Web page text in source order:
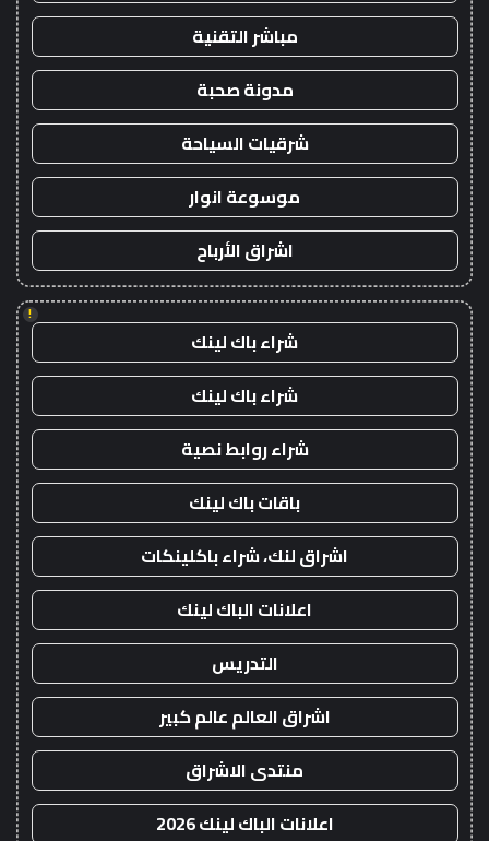
مباشر التقنية
مدونة صحبة
شرقيات السياحة
موسوعة انوار
اشراق الأرباح
!
شراء باك لينك
شراء باك لينك
شراء روابط نصية
باقات باك لينك
اشراق لنك، شراء باكلينكات
اعلانات الباك لينك
التدريس
اشراق العالم عالم كبير
منتدى الاشراق
اعلانات الباك لينك 2026